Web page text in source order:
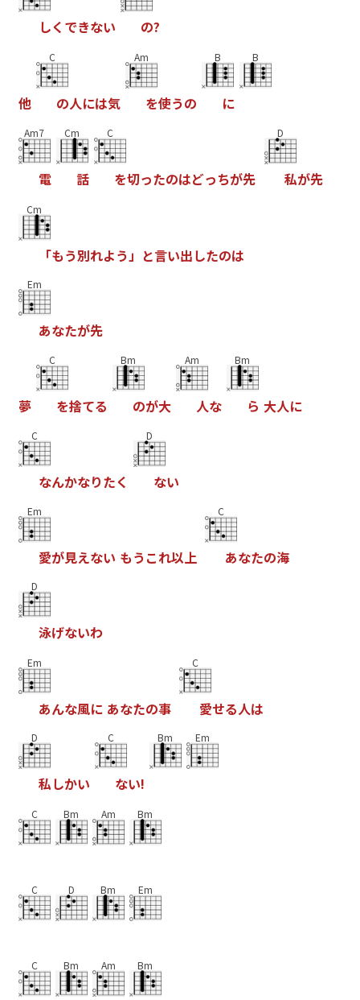
しく できない の?
他
C
の人には気
Am
を使うの
B
に
B
Am7
電
Cm
話
C
を切ったのはどっちが先
D
私が先
Cm
「もう別れよう 」 と言い出したのは
Em
あなたが先
夢
C
を捨てる
Bm
のが大
Am
人な
Bm
ら 大人に
C
なんかなりたく
D
ない
Em
愛が見えない もう これ以上
C
あなたの海
D
泳げないわ
Em
あんな風に あなたの事
C
愛せる人は
D
私しかい
C
ない!
Bm Em
C Bm Am Bm
C D Bm Em
C Bm Am Bm